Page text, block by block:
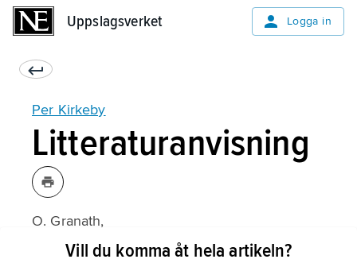
Uppslagsverket Logga in
Per Kirkeby
Litteraturanvisning
O. Granath,
KirkebyVill du komma åt hela artikeln?